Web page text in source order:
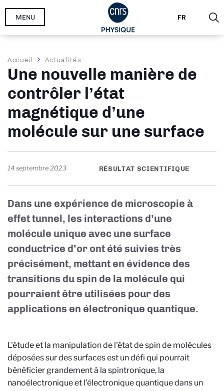
Aller
FR
MENU
Fil
d'Ariane
Accueil Actualités
Une nouvelle manière de
contrôler l’état
magnétique d’une
molécule sur une surface
14 septembre 2023 RÉSULTAT SCIENTIFIQUE
Dans une expérience de microscopie à
effet tunnel, les interactions d’une
molécule unique avec une surface
conductrice d’or ont été suivies très
précisément, mettant en évidence des
transitions du spin de la molécule qui
pourraient être utilisées pour des
applications en électronique quantique.
L'étude et la manipulation de l'état de spin de molécules
déposées sur des surfaces est un défi qui pourrait
bénéficier grandement à la spintronique, la
nanoélectronique et l'électronique quantique dans un